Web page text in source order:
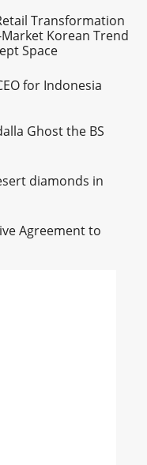
Transformation
Korean Trend
Space
for Indonesia
Ghost the BS
diamonds in
Agreement to